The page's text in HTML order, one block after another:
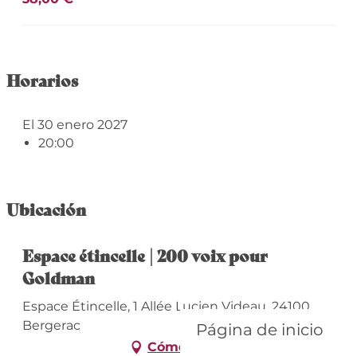
Página de inicio
Horarios
El 30 enero 2027
20:00
Ubicación
Espace étincelle | 200 voix pour
Goldman
Espace Étincelle, 1 Allée Lucien Videau, 24100
Bergerac
Cómo llegar